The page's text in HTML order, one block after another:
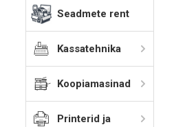
Seadmete rent
Kassatehnika
Koopiamasinad
Printerid ja